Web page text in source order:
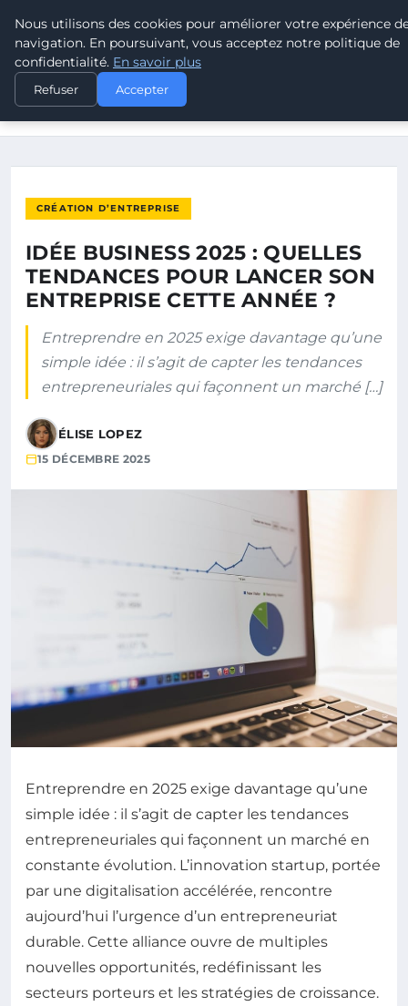
POUVOIR OUVRIER
ACCUEIL
IDÉE BUSINESS 2025 : QUELLES TENDANCES POUR LANCER
CRÉATION D’ENTREPRISE
IDÉE BUSINESS 2025 : QUELLES
TENDANCES POUR LANCER SON
ENTREPRISE CETTE ANNÉE ?
Entreprendre en 2025 exige davantage qu’une
simple idée : il s’agit de capter les tendances
entrepreneuriales qui façonnent un marché […]
ÉLISE LOPEZ
15 DÉCEMBRE 2025
Entreprendre en 2025 exige davantage qu’une
simple idée : il s’agit de capter les tendances
entrepreneuriales qui façonnent un marché en
constante évolution. L’innovation startup, portée
par une digitalisation accélérée, rencontre
aujourd’hui l’urgence d’un entrepreneuriat
durable. Cette alliance ouvre de multiples
nouvelles opportunités, redéfinissant les
secteurs porteurs et les stratégies de croissance.
Nous utilisons des cookies pour améliorer votre expérience
navigation. En poursuivant, vous acceptez notre politique de
confidentialité. En savoir plus
Refuser Accepter